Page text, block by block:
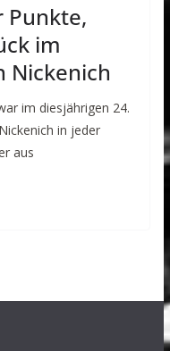
Punkte,
im
Nickenich
im diesjährigen 24.
in jeder
aus